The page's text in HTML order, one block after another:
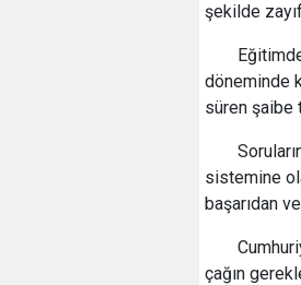
şekilde
döneminde
süren şaibe
sistemine
başarıdan
çağın